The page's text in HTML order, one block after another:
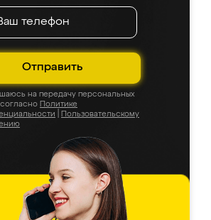
Отправить
на передачу персональных
Политике
Пользовательскому